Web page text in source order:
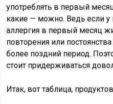
употреблять в первый
какие — можно. Ведь если у
аллергия в первый месяц
повторения или
более поздний период.
стоит придерживаться
Итак, вот таблица,